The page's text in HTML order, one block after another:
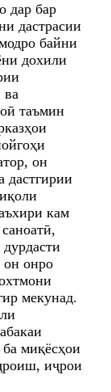
дар бар
дастрасии
байни
дохили
ва
таъмин
он
дастгирии
кам
он онро
мекунад.
миқёсҳои
иҷрои